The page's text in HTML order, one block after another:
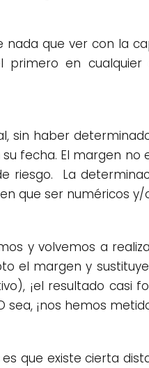
que ver con la
primero en
sin haber
fecha. El margen
riesgo. La
que ser numéricos
y volvemos a
el margen y
¡el resultado casi
¡nos hemos
que existe cierta